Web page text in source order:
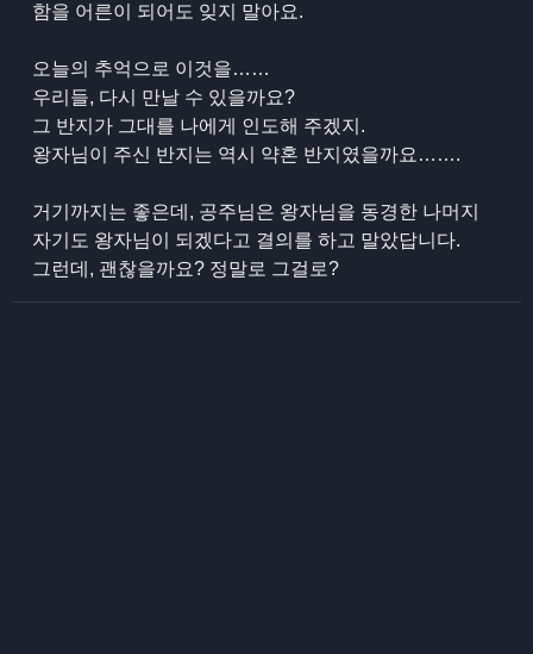
함을 어른이 되어도 잊지 말아요.
오늘의 추억으로 이것을……
우리들, 다시 만날 수 있을까요?
그 반지가 그대를 나에게 인도해 주겠지.
왕자님이 주신 반지는 역시 약혼 반지였을까요…….
거기까지는 좋은데, 공주님은 왕자님을 동경한 나머지
자기도 왕자님이 되겠다고 결의를 하고 말았답니다.
그런데, 괜찮을까요? 정말로 그걸로?